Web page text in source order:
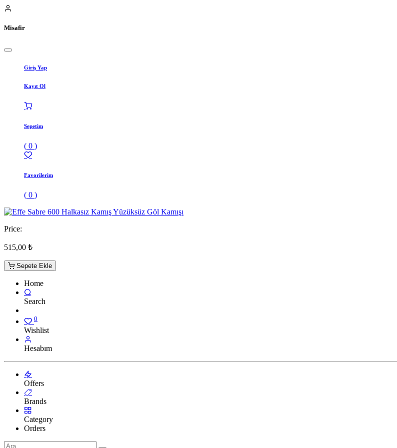
Misafir
Giriş Yap
Kayıt Ol
Sepetim
( 0 )
Favorilerim
( 0 )
Price:
515,00 ₺
Sepete Ekle
Home
Search
0
Wishlist
Hesabım
Offers
Brands
Category
Orders